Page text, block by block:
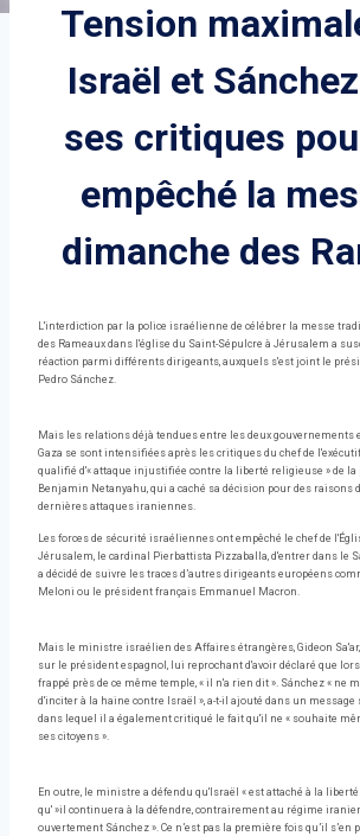
Tension
Israël et
ses critiques
empêché la
dimanche des
L'interdiction par la police israélienne de célébrer la messe
des Rameaux dans l'église du Saint-Sépulcre à Jérusalem a
réaction parmi différents dirigeants, auxquels s'est joint le
Pedro Sánchez.
Mais les relations déjà tendues entre les deux gouvernements
Gaza se sont intensifiées après les critiques du chef de
qualifié d'« attaque injustifiée contre la liberté religieuse » de la
Benjamin Netanyahu, qui a caché sa décision pour des raisons
dernières attaques iraniennes.
Les forces de sécurité israéliennes ont empêché le chef de
Jérusalem, le cardinal Pierbattista Pizzaballa, d'entrer dans le
a décidé de suivre les traces d’autres dirigeants européens
Meloni ou le président français Emmanuel Macron.
Mais le ministre israélien des Affaires étrangères, Gideon
sur le président espagnol, lui reprochant d'avoir déclaré que
frappé près de ce même temple, « il n'a rien dit ». Sánchez « ne
d'inciter à la haine contre Israël », a-t-il ajouté dans un message
dans lequel il a également critiqué le fait qu'il ne « souhaite
ses citoyens ».
En outre, le ministre a défendu qu'Israël « est attaché à la
qu' »il continuera à la défendre, contrairement au régime
ouvertement Sánchez ». Ce n’est pas la première fois qu’il s’en